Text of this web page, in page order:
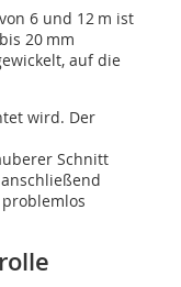
6 und 12 m ist
20 mm
auf die
wird. Der
Schnitt